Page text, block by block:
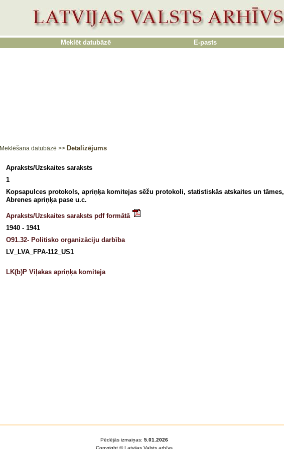
Meklēt datubāzē E-pasts
Meklēšana datubāzē >> Detalizējums
Apraksts/Uzskaites saraksts
1
Kopsapulces protokols, apriņķa komitejas sēžu protokoli, statistiskās atskaites un tāmes,
Abrenes apriņķa pase u.c.
Apraksts/Uzskaites saraksts pdf formātā
1940 - 1941
O91.32- Politisko organizāciju darbība
LV_LVA_FPA-112_US1
LK(b)P Viļakas apriņķa komiteja
Pēdējās izmaiņas: 5.01.2026
Copyright © Latvijas Valsts arhīvs